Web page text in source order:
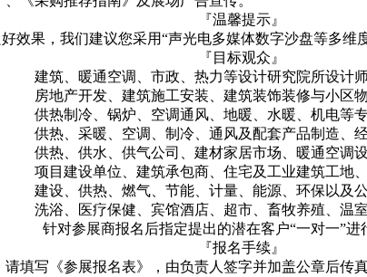
『温馨提示』
效果，我们建议您采用“声光电多媒体数字沙盘等多维
『目标观众』
建筑、暖通空调、市政、热力等设计研究院所设计
房地产开发、建筑施工安装、建筑装饰装修与小区
供热制冷、锅炉、空调通风、地暖、水暖、机电等
供热、采暖、空调、制冷、通风及配套产品制造、
供热、供水、供气公司、建材家居市场、暖通空调
项目建设单位、建筑承包商、住宅及工业建筑工地
建设、供热、燃气、节能、计量、能源、环保以及
洗浴、医疗保健、宾馆酒店、超市、畜牧养殖、温
针对参展商报名后指定提出的潜在客户“一对一”进
『报名手续』
请填写《参展报名表》，由负责人签字并加盖公章后传